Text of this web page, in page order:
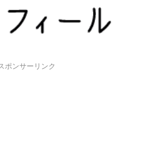
ポンサーリンク